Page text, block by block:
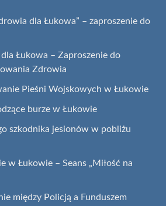
dla Łukowa” – zaproszenie do
Łukowa – Zaproszenie do
Zdrowia
Pieśni Wojskowych w Łukowie
burze w Łukowie
szkodnika jesionów w pobliżu
w Łukowie – Seans „Miłość na
między Policją a Funduszem